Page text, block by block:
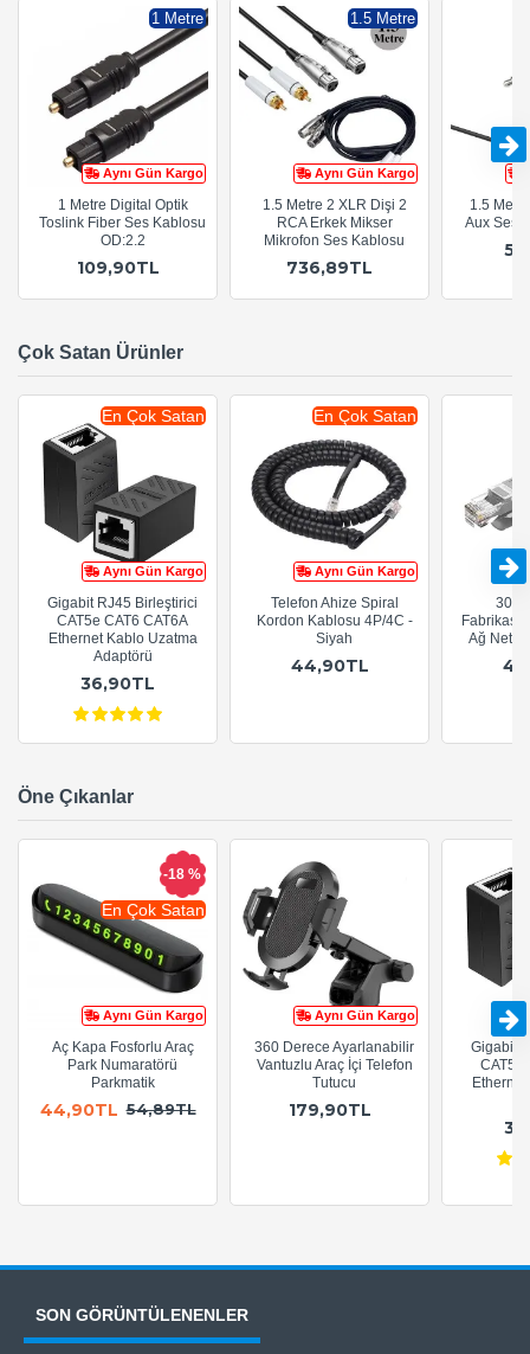
Aynı Gün Kargo
1 Metre
1 Metre Digital Optik
Toslink Fiber Ses Kablosu
OD:2.2
109,90TL
Aynı Gün Kargo
1.5 Metre
1.5 Metre 2 XLR Dişi 2
RCA Erkek Mikser
Mikrofon Ses Kablosu
736,89TL
1.5
Aux Ses
Çok Satan Ürünler
Aynı Gün Kargo
En Çok Satan
Gigabit RJ45 Birleştirici
CAT5e CAT6 CAT6A
Ethernet Kablo Uzatma
Adaptörü
36,90TL
Aynı Gün Kargo
En Çok Satan
Telefon Ahize Spiral
Kordon Kablosu 4P/4C -
Siyah
44,90TL
Ağ
Öne Çıkanlar
Aynı Gün Kargo
En Çok Satan
-18 %
Aç Kapa Fosforlu Araç
Park Numaratörü
Parkmatik
44,90TL 54,89TL
Aynı Gün Kargo
360 Derece Ayarlanabilir
Vantuzlu Araç İçi Telefon
Tutucu
179,90TL
Gigabit
CAT5e
SON GÖRÜNTÜLENENLER